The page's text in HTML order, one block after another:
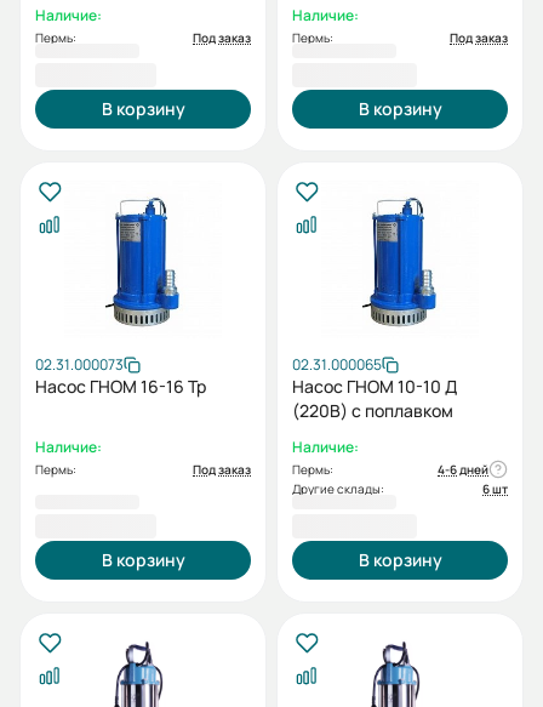
Наличие:
Пермь: Под заказ
В корзину
Наличие:
Пермь: Под заказ
В корзину
02.31.000073
Насос ГНОМ 16-16 Тр
Наличие:
Пермь: Под заказ
В корзину
02.31.000065
Насос ГНОМ 10-10 Д
(220В) с поплавком
Наличие:
Пермь:
4-6 дней
Другие склады:
6 шт
В корзину